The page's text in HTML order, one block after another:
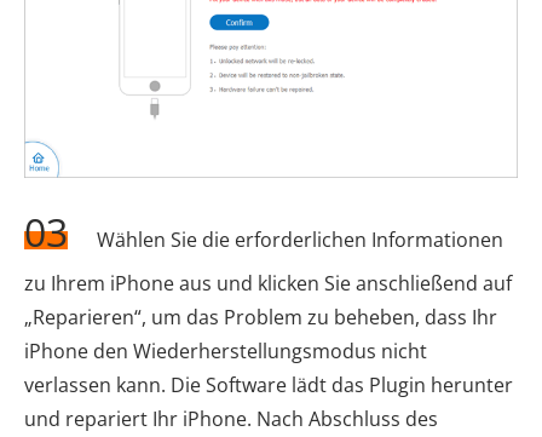
03
Wählen Sie die erforderlichen Informationen
zu Ihrem iPhone aus und klicken Sie anschließend auf
„Reparieren“, um das Problem zu beheben, dass Ihr
iPhone den Wiederherstellungsmodus nicht
verlassen kann. Die Software lädt das Plugin herunter
und repariert Ihr iPhone. Nach Abschluss des